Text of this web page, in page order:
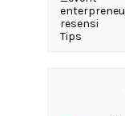
resensi
Tips